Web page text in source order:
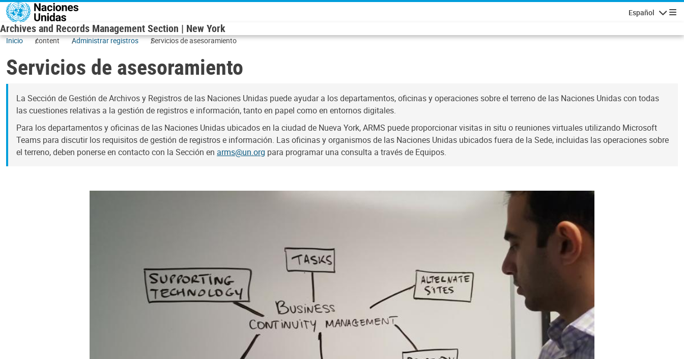
Pasar al contenido principal
Español
Archives and Records Management Section | New York
Inicio content Administrar registros Servicios de asesoramiento
Servicios de asesoramiento
La Sección de Gestión de Archivos y Registros de las Naciones Unidas puede ayudar a los departamentos, oficinas y operaciones sobre el terreno de las Naciones Unidas con todas
las cuestiones relativas a la gestión de registros e información, tanto en papel como en entornos digitales.
Para los departamentos y oficinas de las Naciones Unidas ubicados en la ciudad de Nueva York, ARMS puede proporcionar visitas in situ o reuniones virtuales utilizando Microsoft
Teams para discutir los requisitos de gestión de registros e información. Las oficinas y organismos de las Naciones Unidas ubicados fuera de la Sede, incluidas las operaciones sobre
el terreno, deben ponerse en contacto con la Sección en arms@un.org para programar una consulta a través de Equipos.